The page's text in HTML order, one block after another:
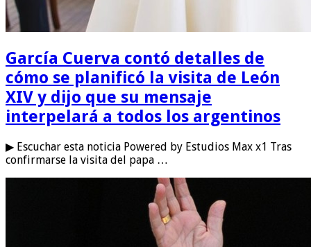
García Cuerva contó detalles de
cómo se planificó la visita de León
XIV y dijo que su mensaje
interpelará a todos los argentinos
▶ Escuchar esta noticia Powered by Estudios Max x1 Tras
confirmarse la visita del papa …